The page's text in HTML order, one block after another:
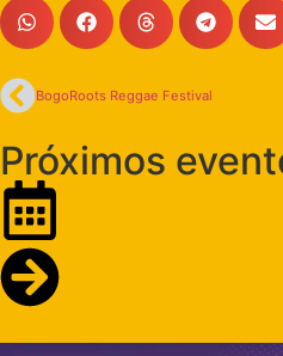
BogoRoots Reggae Festival
Próximos